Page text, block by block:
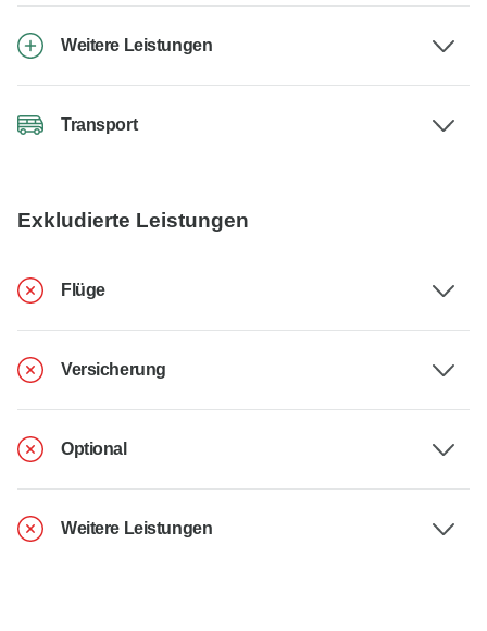
Weitere Leistungen
Transport
Exkludierte Leistungen
Flüge
Versicherung
Optional
Weitere Leistungen